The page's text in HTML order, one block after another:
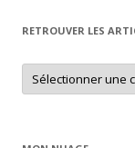
RETROUVER LES
Retrouver
les
articles